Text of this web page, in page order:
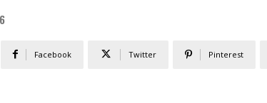
Facebook Twitter Pinterest